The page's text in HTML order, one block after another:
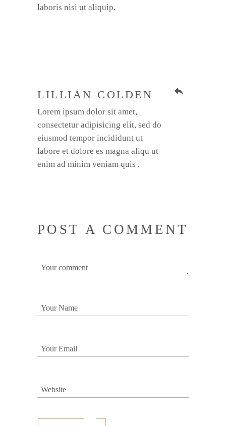
laboris nisi ut aliquip.
reply
LILLIAN COLDEN
Lorem ipsum dolor sit amet,
consectetur adipisicing elit, sed do
eiusmod tempor incididunt ut
labore et dolore es magna aliqu ut
enim ad minim veniam quis .
POST A COMMENT